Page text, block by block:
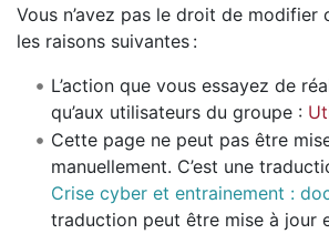
Aller à :navigation, rechercher
Vous n’avez pas le droit de modifier
les raisons suivantes :
L’action que vous essayez de
qu’aux utilisateurs du groupe :
Cette page ne peut pas être
manuellement. C’est une
Crise cyber et entrainement :
traduction peut être mise à jour